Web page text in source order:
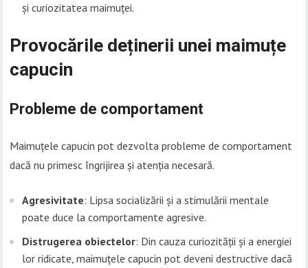
și curiozitatea maimuței.
Provocările deținerii unei maimuțe
capucin
Probleme de comportament
Maimuțele capucin pot dezvolta probleme de comportament
dacă nu primesc îngrijirea și atenția necesară.
Agresivitate: Lipsa socializării și a stimulării mentale
poate duce la comportamente agresive.
Distrugerea obiectelor: Din cauza curiozității și a energiei
lor ridicate, maimuțele capucin pot deveni destructive dacă